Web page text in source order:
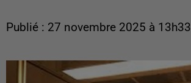
Publié : 27 novembre 2025 à 13h33